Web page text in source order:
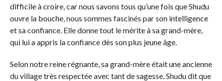
difficile à croire, car nous savons tous qu’une fois que Shudu
ouvre la bouche, nous sommes fascinés par son intelligence
et sa confiance. Elle donne tout le mérite à sa grand-mère,
qui lui a appris la confiance dès son plus jeune âge.
Selon notre reine régnante, sa grand-mère était une ancienne
du village très respectée avec tant de sagesse. Shudu dit que